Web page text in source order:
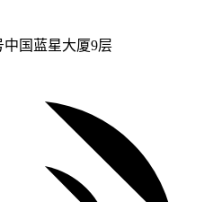
国蓝星大厦9层